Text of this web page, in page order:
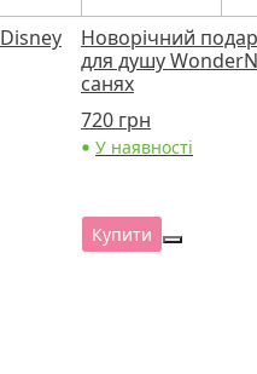
Новорічний
для душу
санях
720 грн
У наявності
Купити